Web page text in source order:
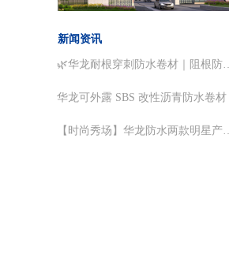
新闻资讯
华龙非固化橡胶沥青防水涂料
华龙玻纤沥青瓦 | 打破传统瓦片短板
华龙翠护水不漏｜碾压普通水不漏
华龙防水 I 致敬劳动者
华龙双甲，分层设防，全场景守护。
华龙自粘，一粘适用全场景
产品价格调整通知函
华龙防水 I 我们都了不起
华龙防水 I 欢度元宵
华龙防水 I 一马当先